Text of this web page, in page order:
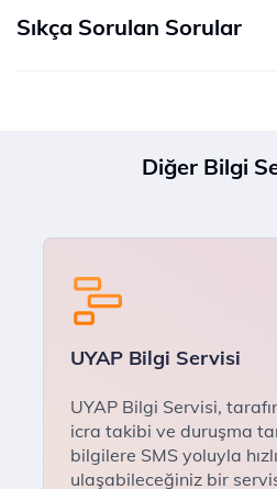
Sıkça Sorulan Sorular
Diğer Bilgi
UYAP Bilgi Servisi
UYAP Bilgi Servisi,
icra takibi ve duruşma
bilgilere SMS yoluyla
ulaşabileceğiniz bir